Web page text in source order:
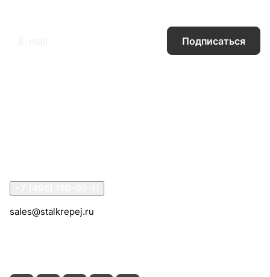
Подписаться
sales@stalkrepej.ru